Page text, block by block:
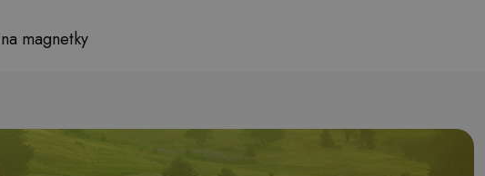
magnetky